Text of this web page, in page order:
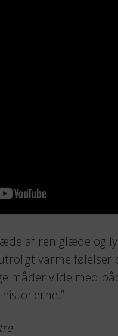
af ren glæde og
varme følelser
måder vilde med